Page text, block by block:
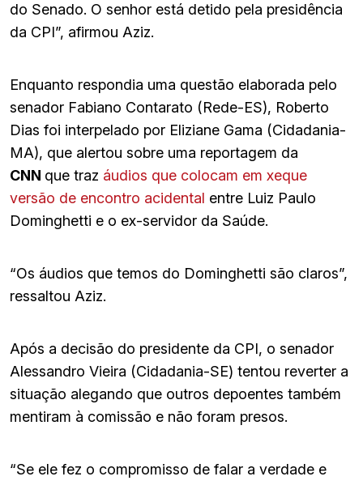
do Senado. O senhor está detido pela presidência
da CPI”, afirmou Aziz.
Enquanto respondia uma questão elaborada pelo
senador Fabiano Contarato (Rede-ES), Roberto
Dias foi interpelado por Eliziane Gama (Cidadania-
MA), que alertou sobre uma reportagem da
CNN que traz áudios que colocam em xeque
versão de encontro acidental entre Luiz Paulo
Dominghetti e o ex-servidor da Saúde.
“Os áudios que temos do Dominghetti são claros”,
ressaltou Aziz.
Após a decisão do presidente da CPI, o senador
Alessandro Vieira (Cidadania-SE) tentou reverter a
situação alegando que outros depoentes também
mentiram à comissão e não foram presos.
“Se ele fez o compromisso de falar a verdade e